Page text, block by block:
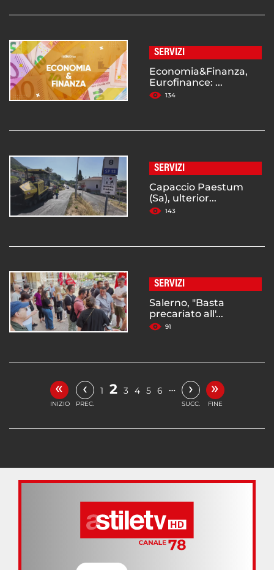
SERVIZI
Economia&Finanza,
Eurofinance: ...
134
SERVIZI
Capaccio Paestum
(Sa), ulterior...
143
SERVIZI
Salerno, "Basta
precariato all'...
91
«
INIZIO
‹
PREC.
1 2 3 4 5 6 … ›
SUCC.
»
FINE